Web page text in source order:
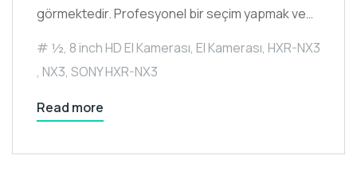
görmektedir. Profesyonel bir seçim yapmak ve…
½, 8 inch HD El Kamerası, El Kamerası, HXR-NX3
, NX3, SONY HXR-NX3
Read more